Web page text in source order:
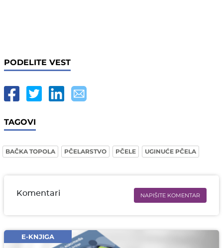
PODELITE VEST
TAGOVI
BAČKA TOPOLA PČELARSTVO PČELE UGINUĆE PČELA
Komentari NAPIŠITE KOMENTAR
Email* obavezno
E-KNJIGA